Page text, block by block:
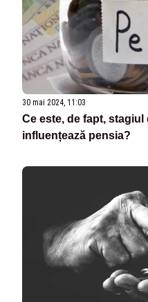
30 mai 2024, 11:03
Ce este, de fapt,
influențează pensia?